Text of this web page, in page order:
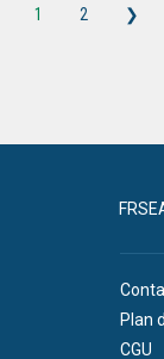
1 2 ❯
Plan
CGU